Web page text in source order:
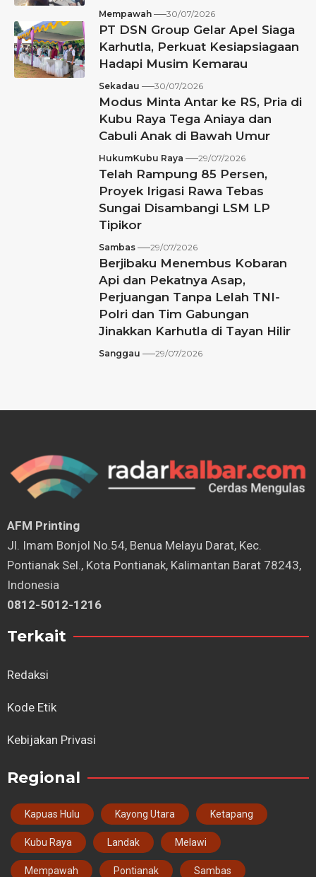
Mempawah 30/07/2026
PT DSN Group Gelar Apel Siaga
Karhutla, Perkuat Kesiapsiagaan
Hadapi Musim Kemarau
Sekadau 30/07/2026
Modus Minta Antar ke RS, Pria di
Kubu Raya Tega Aniaya dan
Cabuli Anak di Bawah Umur
HukumKubu Raya 29/07/2026
Telah Rampung 85 Persen,
Proyek Irigasi Rawa Tebas
Sungai Disambangi LSM LP
Tipikor
Sambas 29/07/2026
Berjibaku Menembus Kobaran
Api dan Pekatnya Asap,
Perjuangan Tanpa Lelah TNI-
Polri dan Tim Gabungan
Jinakkan Karhutla di Tayan Hilir
Sanggau 29/07/2026
AFM Printing
⁠Jl. Imam Bonjol No.54, Benua Melayu Darat, Kec.
Pontianak Sel., Kota Pontianak, Kalimantan Barat 78243,
Indonesia
0812-5012-1216
Terkait
Redaksi
Kode Etik
Kebijakan Privasi
Regional
Kapuas Hulu Kayong Utara Ketapang
Kubu Raya Landak Melawi
Mempawah Pontianak Sambas